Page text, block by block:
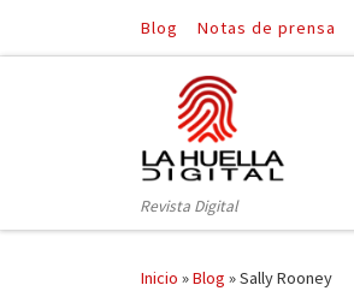
Saltar al contenido
Blog Notas de prensa
Revista Digital
Inicio »Blog »Sally Rooney